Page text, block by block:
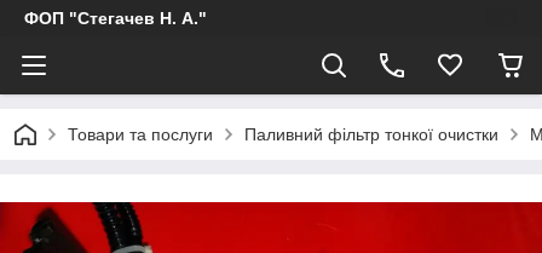
ФОП "Стегачев Н. А."
Товари та послуги Паливний фільтр тонкої очистки